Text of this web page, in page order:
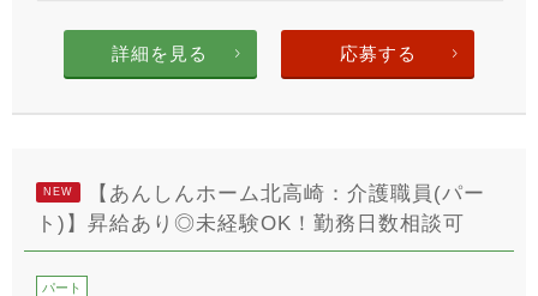
詳細を見る 応募する
NEW
【あんしんホーム北高崎：介護職員(パー
ト)】昇給あり◎未経験OK！勤務日数相談可
パート